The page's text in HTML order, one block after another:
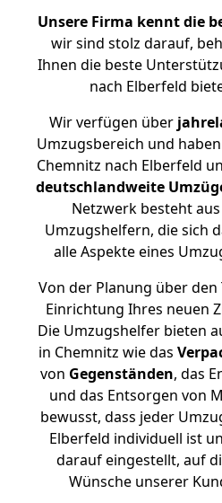
Unsere Firma kennt die
wir sind stolz darauf,
Ihnen die beste
nach Elberfeld
Wir verfügen über
Umzugsbereich und
Chemnitz nach Elberfeld
deutschlandweite
Netzwerk besteht
Umzugshelfern, die sich
alle Aspekte eines
Von der Planung über
Einrichtung Ihres neuen
Die Umzugshelfer bieten
in Chemnitz wie das
von Gegenständen, das
und das Entsorgen von
bewusst, dass jeder
Elberfeld individuell ist
darauf eingestellt, auf
Wünsche unserer